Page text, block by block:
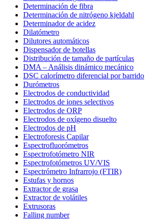
Determinación de fibra
Determinación de nitrógeno kjeldahl
Determinador de acidez
Dilatómetro
Dilutores automáticos
Dispensador de botellas
Distribución de tamaño de partículas
DMA – Análisis dinámico mecánico
DSC calorímetro diferencial por barrido
Durómetros
Electrodos de conductividad
Electrodos de iones selectivos
Electrodos de ORP
Electrodos de oxígeno disuelto
Electrodos de pH
Electroforesis Capilar
Espectrofluorómetros
Espectrofotómetro NIR
Espectrofotómetros UV/VIS
Espectrómetro Infrarrojo (FTIR)
Estufas y hornos
Extractor de grasa
Extractor de volátiles
Extrusoras
Falling number